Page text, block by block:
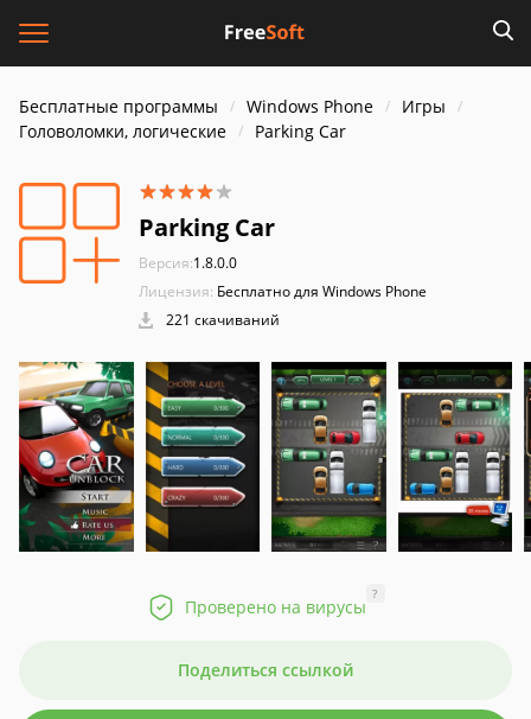
Бесплатные программы Windows Phone
Игры
Головоломки, логические
Parking Car
Parking Car
Версия:1.8.0.0
Лицензия: Бесплатно для Windows Phone
221 скачиваний
Проверено на вирусы
?
Поделиться ссылкой